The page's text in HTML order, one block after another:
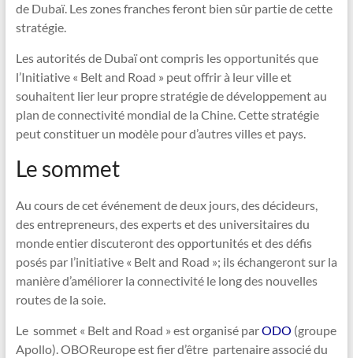
de Dubaï. Les zones franches feront bien sûr partie de cette
stratégie.
Les autorités de Dubaï ont compris les opportunités que
l’Initiative « Belt and Road » peut offrir à leur ville et
souhaitent lier leur propre stratégie de développement au
plan de connectivité mondial de la Chine. Cette stratégie
peut constituer un modèle pour d’autres villes et pays.
Le sommet
Au cours de cet événement de deux jours, des décideurs,
des entrepreneurs, des experts et des universitaires du
monde entier discuteront des opportunités et des défis
posés par l’initiative « Belt and Road »; ils échangeront sur la
manière d’améliorer la connectivité le long des nouvelles
routes de la soie.
Le sommet « Belt and Road » est organisé parODO (groupe
Apollo). OBOReurope est fier d’être partenaire associé du